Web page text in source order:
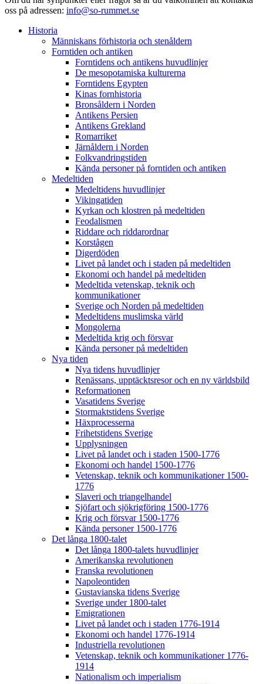
oss på adressen: info@so-rummet.se
Historia
Människans förhistoria och stenåldern
Forntiden och antiken
Forntidens och antikens huvudlinjer
De mesopotamiska kulturerna
Forntidens Egypten
Kinas fornhistoria
Bronsåldern i Norden
Antikens Persien
Antikens Grekland
Romarriket
Järnåldern i Norden
Folkvandringstiden
Kända personer på forntiden och antiken
Medeltiden
Medeltidens huvudlinjer
Vikingatiden
Kyrkan och klostren på medeltiden
Feodalismen
Riddare och riddarordnar
Korstågen
Digerdöden
Livet på landet och i staden på medeltiden
Ekonomi och handel på medeltiden
Medeltida vetenskap, teknik och
kommunikationer
Sverige och Norden på medeltiden
Medeltidens muslimska värld
Mongolerna
Medeltida krig och försvar
Kända personer på medeltiden
Nya tiden
Nya tidens huvudlinjer
Renässans, upptäcktsresor och en ny världsbild
Reformationen
Vasatidens Sverige
Stormaktstidens Sverige
Häxprocesserna
Frihetstidens Sverige
Upplysningen
Livet på landet och i staden 1500-1776
Ekonomi och handel 1500-1776
Vetenskap, teknik och kommunikationer 1500-
1776
Slaveri och triangelhandel
Sjöfart och sjökrigföring 1500-1776
Krig och försvar 1500-1776
Kända personer 1500-1776
Det långa 1800-talet
Det långa 1800-talets huvudlinjer
Amerikanska revolutionen
Franska revolutionen
Napoleontiden
Gustavianska tidens Sverige
Sverige under 1800-talet
Emigrationen
Livet på landet och i staden 1776-1914
Ekonomi och handel 1776-1914
Industriella revolutionen
Vetenskap, teknik och kommunikationer 1776-
1914
Nationalism och imperialism